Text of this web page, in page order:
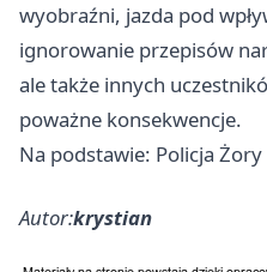
wyobraźni, jazda pod
ignorowanie przepisów
ale także innych
poważne konsekwencje.
Na podstawie: Policja Żory
Autor:krystian